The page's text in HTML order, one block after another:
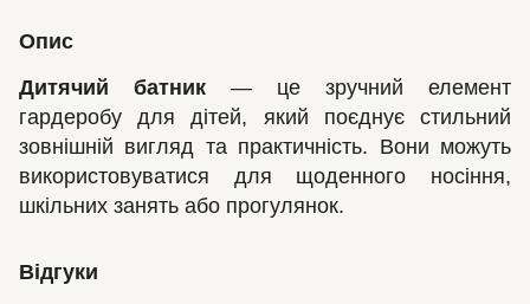
Опис
Дитячий батник — це зручний елемент
гардеробу для дітей, який поєднує стильний
зовнішній вигляд та практичність. Вони можуть
використовуватися для щоденного носіння,
шкільних занять або прогулянок.
Відгуки